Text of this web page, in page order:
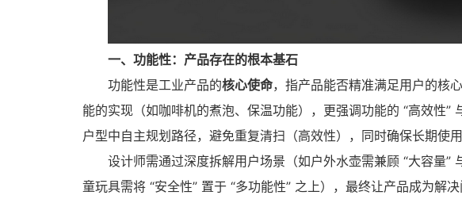
一、功能性：产品存在的根本基石
功能性是工业产品的核心使命，指产品能否精准满足用户的核
能的实现（如咖啡机的煮泡、保温功能），更强调功能的 “高效性
户型中自主规划路径，避免重复清扫（高效性），同时确保长期使
设计师需通过深度拆解用户场景（如户外水壶需兼顾 “大容量”
童玩具需将 “安全性” 置于 “多功能性” 之上），最终让产品成为解决